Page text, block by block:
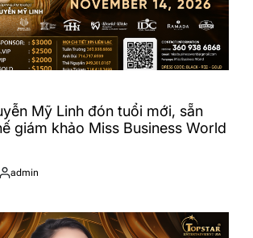
Mỹ Linh đón tuổi mới, sẵn
giám khảo Miss Business World
admin